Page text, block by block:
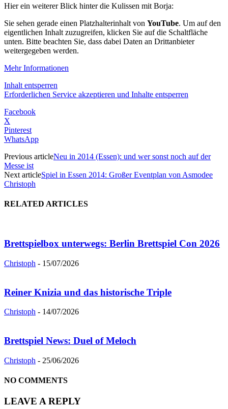
Hier ein weiterer Blick hinter die Kulissen mit Borja:
Sie sehen gerade einen Platzhalterinhalt von YouTube. Um auf den
eigentlichen Inhalt zuzugreifen, klicken Sie auf die Schaltfläche
unten. Bitte beachten Sie, dass dabei Daten an Drittanbieter
weitergegeben werden.
Mehr Informationen
Inhalt entsperren
Erforderlichen Service akzeptieren und Inhalte entsperren
Facebook
X
Pinterest
WhatsApp
Previous articleNeu in 2014 (Essen): und wer sonst noch auf der
Messe ist
Next articleSpiel in Essen 2014: Großer Eventplan von Asmodee
Christoph
RELATED ARTICLES
Brettspielbox unterwegs: Berlin Brettspiel Con 2026
Christoph - 15/07/2026
Reiner Knizia und das historische Triple
Christoph - 14/07/2026
Brettspiel News: Duel of Meloch
Christoph - 25/06/2026
NO COMMENTS
LEAVE A REPLY